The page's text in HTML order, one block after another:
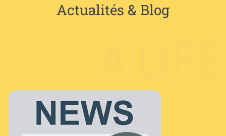
Actualités & Blog